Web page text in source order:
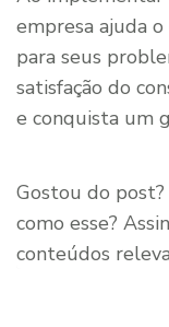
empresa ajuda
para seus
satisfação do
e conquista um
Gostou do
como esse?
conteúdos